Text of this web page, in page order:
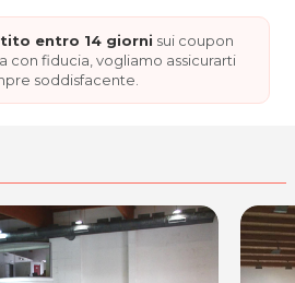
sull'offerta o sulle modalità di
.
entro 14 giorni sui coupon
con fiducia, vogliamo assicurarti
soddisfacente.